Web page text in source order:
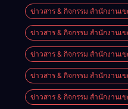
ข่าวสาร & กิจกรรม สำนักงาน
ข่าวสาร & กิจกรรม สำนักงาน
ข่าวสาร & กิจกรรม สำนักงาน
ข่าวสาร & กิจกรรม สำนักงาน
ข่าวสาร & กิจกรรม สำนักงาน